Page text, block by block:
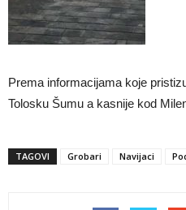
Prema informacijama koje
Tolosku Šumu a kasnije kod
TAGOVI Grobari Navijaci